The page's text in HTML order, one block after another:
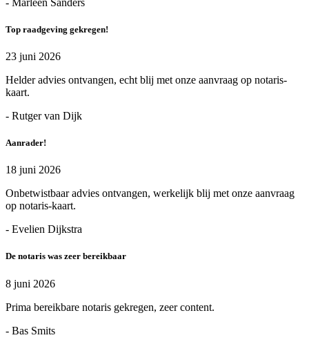
Top raadgeving gekregen!
23 juni 2026
Helder advies ontvangen, echt blij met onze aanvraag op notaris-
kaart.
- Rutger van Dijk
Aanrader!
18 juni 2026
Onbetwistbaar advies ontvangen, werkelijk blij met onze aanvraag
op notaris-kaart.
- Evelien Dijkstra
De notaris was zeer bereikbaar
8 juni 2026
Prima bereikbare notaris gekregen, zeer content.
- Bas Smits